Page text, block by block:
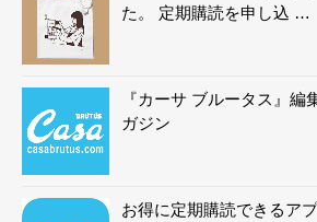
た。 定期購読を申し込 …
『カーサ ブルータス』編
ガジン
お得に定期購読できるアプ